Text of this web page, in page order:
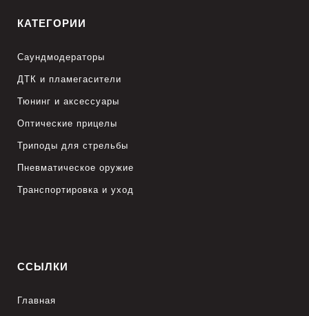
КАТЕГОРИИ
Саундмодераторы
ДТК и пламегасители
Тюнинг и аксессуары
Оптические прицелы
Триподы для стрельбы
Пневматическое оружие
Транспортировка и уход
ССЫЛКИ
Главная